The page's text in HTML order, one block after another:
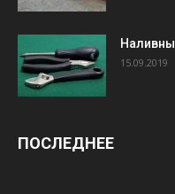
15.09.2019
ПОСЛЕДНЕЕ